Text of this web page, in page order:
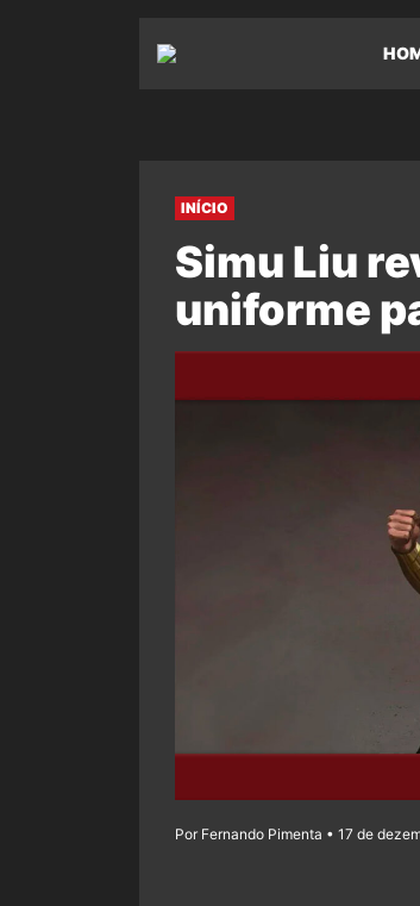
INÍCIO
Simu Liu
uniforme
Por Fernando Pimenta • 17 de